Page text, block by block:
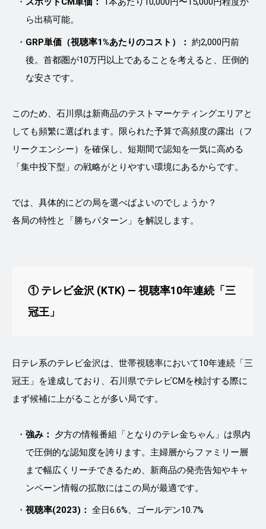
ら出稿可能。
GRP単価（視聴率1%あたりのコスト）： 約2,000円前
後。首都圏が10万円以上であることを考えると、圧倒的
な安さです。
このため、石川県は新商品のテストマーケティングエリアと
しても頻繁に選ばれます。限られた予算で高頻度の露出（フ
リークエンシー）を確保し、短期間で認知を一気に高める
「集中投下型」の戦略がとりやすい環境にあるからです。
では、具体的にどの局を選べばよいのでしょうか？
各局の特性と「勝ちパターン」を解説します。
① テレビ金沢 (KTK) ― 視聴率10年連続「三
冠王」
日テレ系のテレビ金沢は、世帯視聴率において10年連続「三
冠王」を達成しており、石川県でテレビCMを検討する際に
まず候補に上がることが多い局です。
強み：
夕方の情報番組「となりのテレ金ちゃん」は県内
で圧倒的な認知度を誇ります。主婦層からファミリー層
まで幅広くリーチできるため、新商品の発売告知やキャ
ンペーン情報の拡散にはこの局が最適です。
視聴率(2023)： 全日6.6%、ゴールデン10.7%